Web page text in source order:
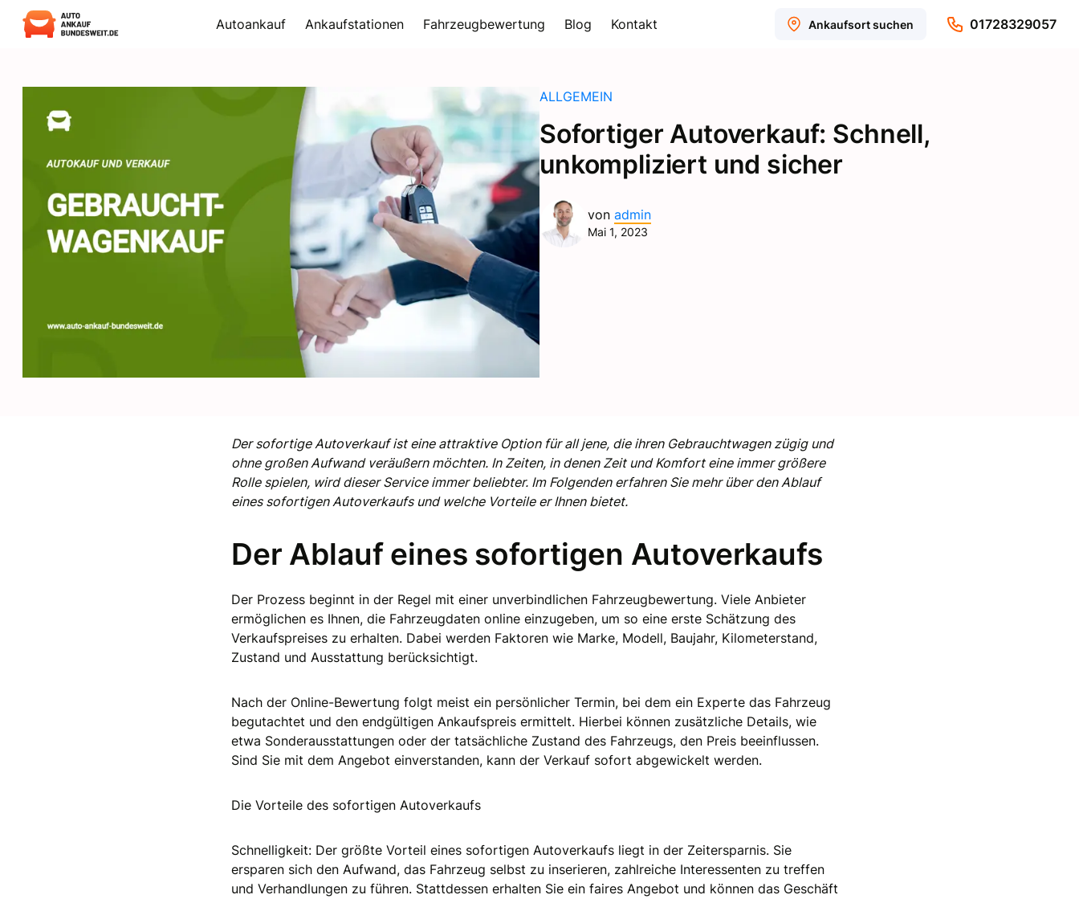
Autoankauf Ankaufstationen Fahrzeugbewertung Blog Kontakt Ankaufsort suchen 01728329057
ALLGEMEIN
Sofortiger Autoverkauf: Schnell,
unkompliziert und sicher
von admin
Mai 1, 2023
Der sofortige Autoverkauf ist eine attraktive Option für all jene, die ihren Gebrauchtwagen zügig und
ohne großen Aufwand veräußern möchten. In Zeiten, in denen Zeit und Komfort eine immer größere
Rolle spielen, wird dieser Service immer beliebter. Im Folgenden erfahren Sie mehr über den Ablauf
eines sofortigen Autoverkaufs und welche Vorteile er Ihnen bietet.
Der Ablauf eines sofortigen Autoverkaufs
Der Prozess beginnt in der Regel mit einer unverbindlichen Fahrzeugbewertung. Viele Anbieter
ermöglichen es Ihnen, die Fahrzeugdaten online einzugeben, um so eine erste Schätzung des
Verkaufspreises zu erhalten. Dabei werden Faktoren wie Marke, Modell, Baujahr, Kilometerstand,
Zustand und Ausstattung berücksichtigt.
Nach der Online-Bewertung folgt meist ein persönlicher Termin, bei dem ein Experte das Fahrzeug
begutachtet und den endgültigen Ankaufspreis ermittelt. Hierbei können zusätzliche Details, wie
etwa Sonderausstattungen oder der tatsächliche Zustand des Fahrzeugs, den Preis beeinflussen.
Sind Sie mit dem Angebot einverstanden, kann der Verkauf sofort abgewickelt werden.
Die Vorteile des sofortigen Autoverkaufs
Schnelligkeit: Der größte Vorteil eines sofortigen Autoverkaufs liegt in der Zeitersparnis. Sie
ersparen sich den Aufwand, das Fahrzeug selbst zu inserieren, zahlreiche Interessenten zu treffen
und Verhandlungen zu führen. Stattdessen erhalten Sie ein faires Angebot und können das Geschäft